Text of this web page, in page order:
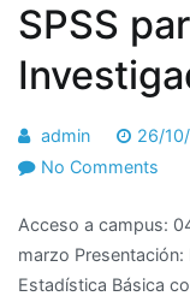
SPSS
admin 26/
No Comments
Acceso a campus:
marzo
Estadística Básica